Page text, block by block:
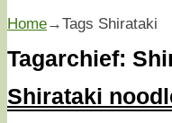
Home→Tags Shirataki
Tagarchief:
Shirataki